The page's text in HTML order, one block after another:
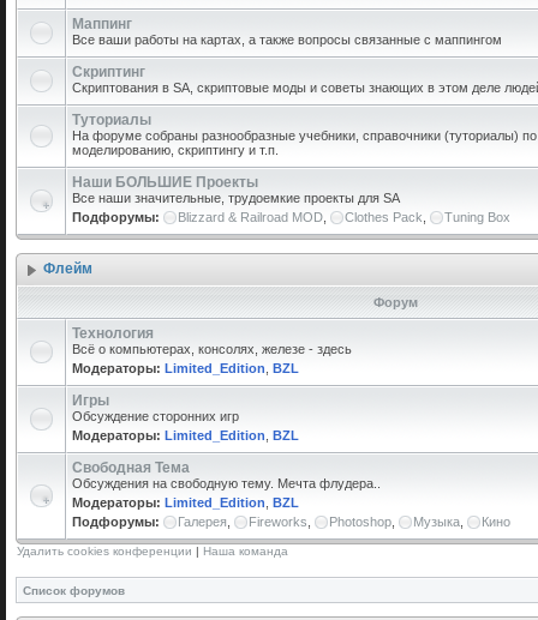
Маппинг
Все ваши работы на картах, а также вопросы связанные с маппингом
Скриптинг
Скриптования в SA, скриптовые моды и советы знающих в этом деле
Туториалы
На форуме собраны разнообразные учебники, справочники (туториалы)
моделированию, скриптингу и т.п.
Наши БОЛЬШИЕ Проекты
Все наши значительные, трудоемкие проекты для SA
Подфорумы:
Blizzard & Railroad MOD Clothes Pack Tuning Box
Флейм
Форум
Технология
Всё о компьютерах, консолях, железе - здесь
Модераторы: Limited_Edition BZL
Игры
Обсуждение сторонних игр
Модераторы: Limited_Edition BZL
Свободная Тема
Обсуждения на свободную тему. Мечта флудера..
Модераторы: Limited_Edition BZL
Подфорумы:
Галерея Fireworks Photoshop Музыка Кино
Удалить cookies конференции | Наша команда
Список форумов